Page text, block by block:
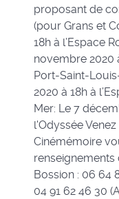
proposant de
(pour Grans et
18h à l’Espace
novembre 2020
Port-Saint-
2020 à 18h à
Mer: Le 7
l'Odyssée
Cinémémoire
Bossion : 06 64
04 91 62 46 30